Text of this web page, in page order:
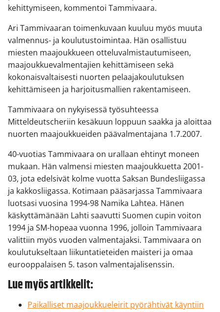
kehittymiseen, kommentoi Tammivaara.
Ari Tammivaaran toimenkuvaan kuuluu myös muuta
valmennus- ja koulutustoimintaa. Hän osallistuu
miesten maajoukkueen otteluvalmistautumiseen,
maajoukkuevalmentajien kehittämiseen sekä
kokonaisvaltaisesti nuorten pelaajakoulutuksen
kehittämiseen ja harjoitusmallien rakentamiseen.
Tammivaara on nykyisessä työsuhteessa
Mitteldeutscheriin kesäkuun loppuun saakka ja aloittaa
nuorten maajoukkueiden päävalmentajana 1.7.2007.
40-vuotias Tammivaara on urallaan ehtinyt moneen
mukaan. Hän valmensi miesten maajoukkuetta 2001-
03, jota edelsivät kolme vuotta Saksan Bundesliigassa
ja kakkosliigassa. Kotimaan pääsarjassa Tammivaara
luotsasi vuosina 1994-98 Namika Lahtea. Hänen
käskyttämänään Lahti saavutti Suomen cupin voiton
1994 ja SM-hopeaa vuonna 1996, jolloin Tammivaara
valittiin myös vuoden valmentajaksi. Tammivaara on
koulutukseltaan liikuntatieteiden maisteri ja omaa
eurooppalaisen 5. tason valmentajalisenssin.
Lue myös artikkelit:
Paikalliset maajoukkueleirit pyörähtivät käyntiin